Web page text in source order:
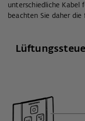
unterschiedliche Kabel
beachten Sie daher